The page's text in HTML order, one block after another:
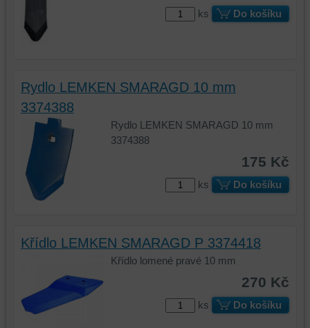
ks Do košíku
Rydlo LEMKEN SMARAGD 10 mm
3374388
Rydlo LEMKEN SMARAGD 10 mm
3374388
175 Kč
ks Do košíku
Křídlo LEMKEN SMARAGD P 3374418
Křídlo lomené pravé 10 mm
270 Kč
ks Do košíku